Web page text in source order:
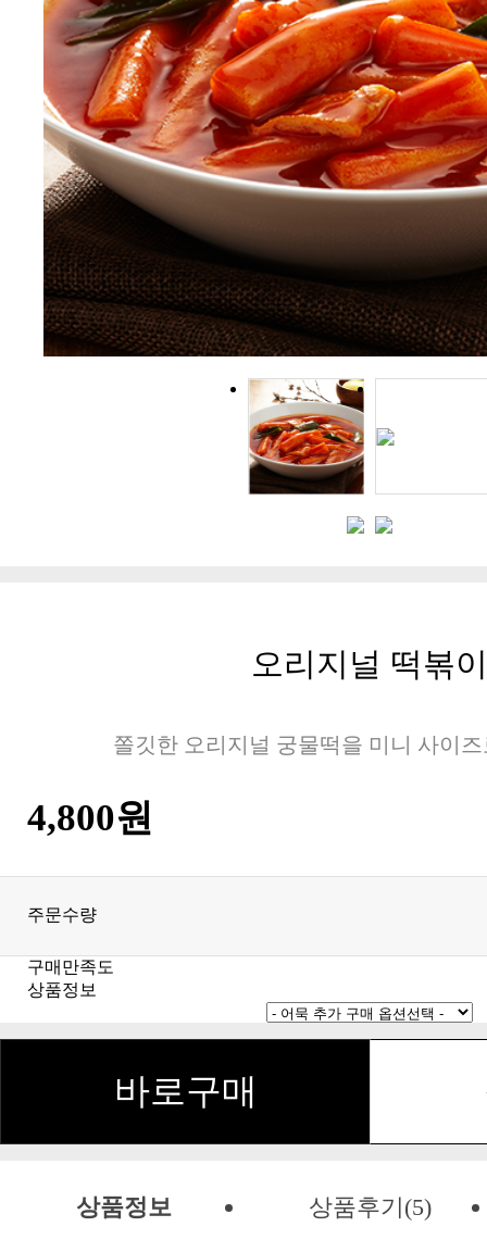
오리지널 떡볶이
쫄깃한 오리지널 궁물떡을 미니 사이
4,800원
주문수량
구매만족도
상품정보
바로구매
상품정보 상품후기(5)